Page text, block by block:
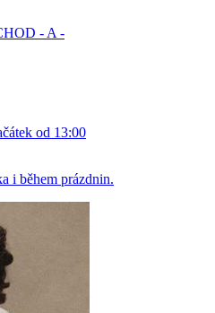
- A -
od 13:00
i během prázdnin.